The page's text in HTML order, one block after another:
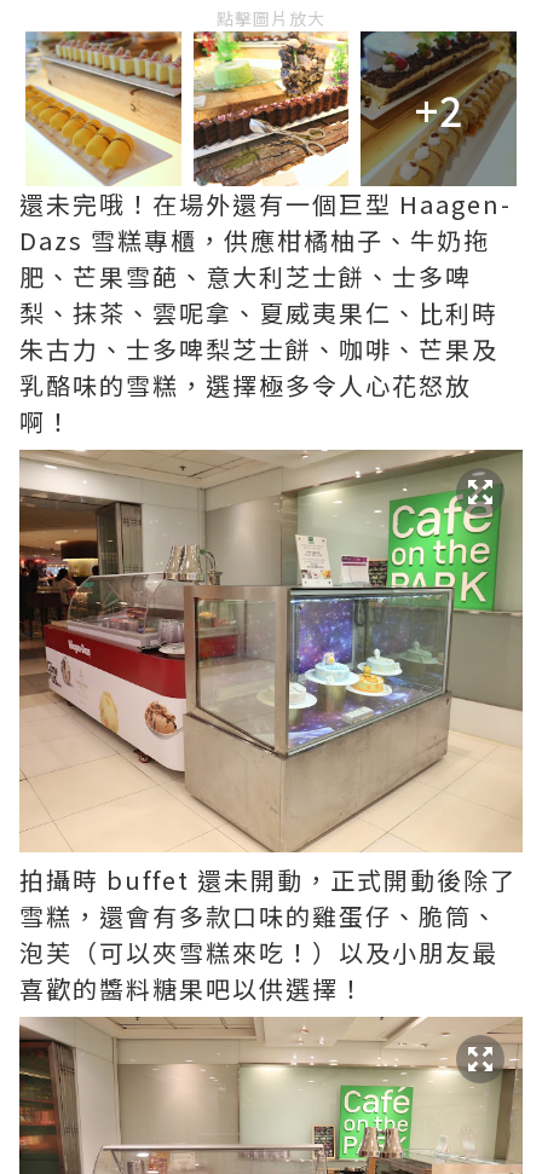
點擊圖片放大
+2
還未完哦！在場外還有一個巨型 Haagen-
Dazs 雪糕專櫃，供應柑橘柚子、牛奶拖
肥、芒果雪葩、意大利芝士餅、士多啤
梨、抹茶、雲呢拿、夏威夷果仁、比利時
朱古力、士多啤梨芝士餅、咖啡、芒果及
乳酪味的雪糕，選擇極多令人心花怒放
啊！
拍攝時 buffet 還未開動，正式開動後除了
雪糕，還會有多款口味的雞蛋仔、脆筒、
泡芙（可以夾雪糕來吃！）以及小朋友最
喜歡的醬料糖果吧以供選擇！